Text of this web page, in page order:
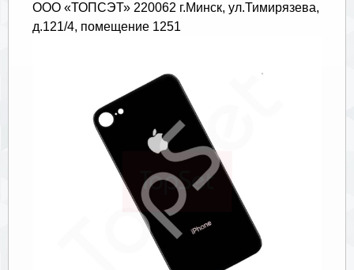
ООО «ТОПСЭТ» 220062 г.Минск, ул.Тимирязева,
д.121/4, помещение 1251